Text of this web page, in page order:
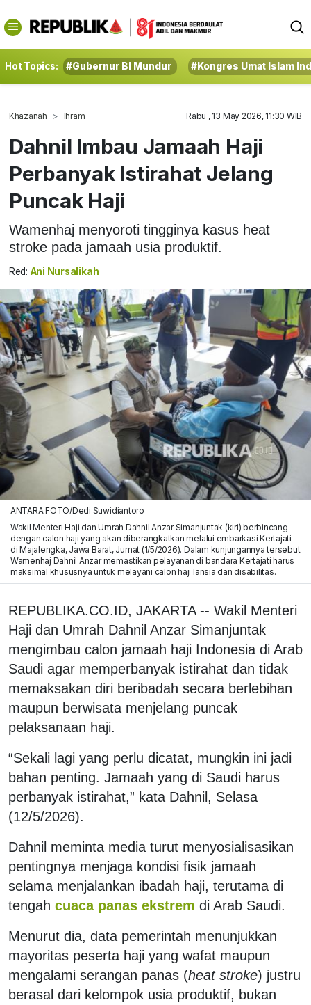
Hot Topics: #Gubernur BI Mundur #Kongres Umat Islam
Khazanah Ihram Rabu , 13 May 2026, 11:30 WIB
Dahnil Imbau Jamaah Haji
Perbanyak Istirahat Jelang
Puncak Haji
Wamenhaj menyoroti tingginya kasus heat
stroke pada jamaah usia produktif.
Red: Ani Nursalikah
ANTARA FOTO/Dedi Suwidiantoro
Wakil Menteri Haji dan Umrah Dahnil Anzar Simanjuntak (kiri) berbincang
dengan calon haji yang akan diberangkatkan melalui embarkasi Kertajati
di Majalengka, Jawa Barat, Jumat (1/5/2026). Dalam kunjungannya tersebut
Wamenhaj Dahnil Anzar memastikan pelayanan di bandara Kertajati harus
maksimal khususnya untuk melayani calon haji lansia dan disabilitas.
REPUBLIKA.CO.ID, JAKARTA -- Wakil Menteri
Haji dan Umrah Dahnil Anzar Simanjuntak
mengimbau calon jamaah haji Indonesia di Arab
Saudi agar memperbanyak istirahat dan tidak
memaksakan diri beribadah secara berlebihan
maupun berwisata menjelang puncak
pelaksanaan haji.
“Sekali lagi yang perlu dicatat, mungkin ini jadi
bahan penting. Jamaah yang di Saudi harus
perbanyak istirahat,” kata Dahnil, Selasa
(12/5/2026).
Dahnil meminta media turut menyosialisasikan
pentingnya menjaga kondisi fisik jamaah
selama menjalankan ibadah haji, terutama di
tengah cuaca panas ekstrem di Arab Saudi.
Menurut dia, data pemerintah menunjukkan
mayoritas peserta haji yang wafat maupun
mengalami serangan panas (heat stroke) justru
berasal dari kelompok usia produktif, bukan